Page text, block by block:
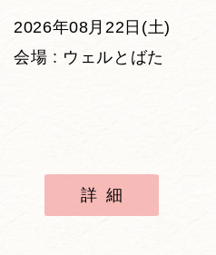
2026年08月22日(土)
会場 : ウェルとばた
詳細